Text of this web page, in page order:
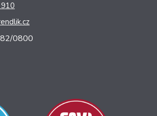
0800